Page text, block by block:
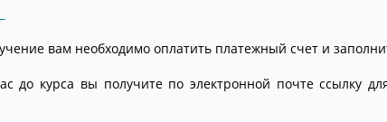
вам необходимо оплатить платежный счет и
до курса вы получите по электронной почте ссылку